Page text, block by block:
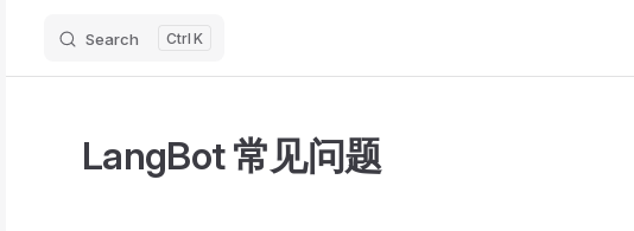
Search K
LangBot 常见问题